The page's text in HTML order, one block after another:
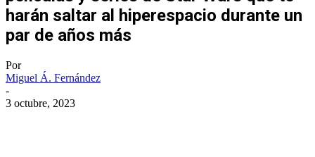
harán saltar al hiperespacio durante un
par de años más
Por
Miguel Á. Fernández
-
3 octubre, 2023